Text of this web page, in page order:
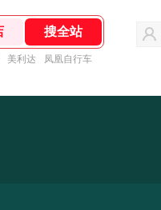
美利达 凤凰自行车